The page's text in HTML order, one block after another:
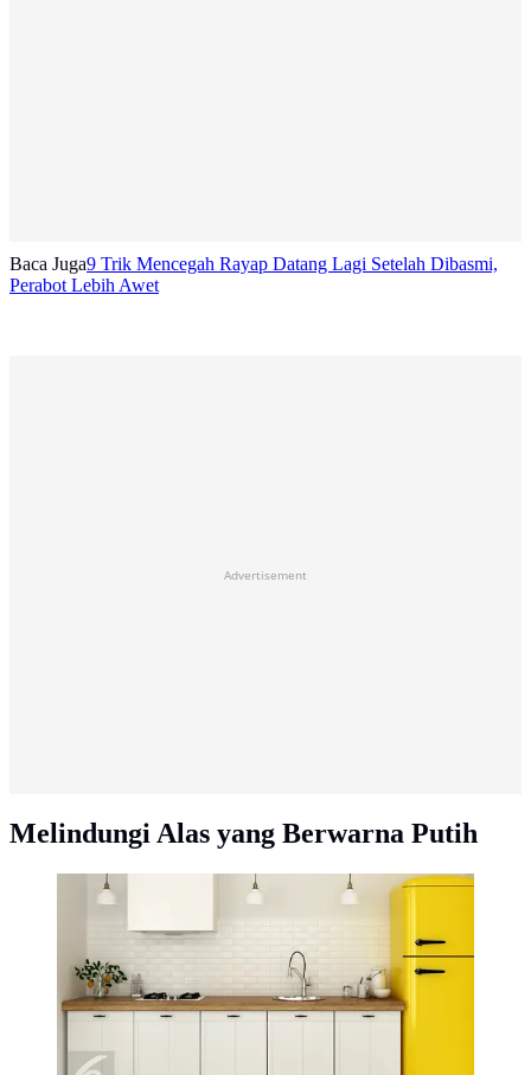
Baca Juga9 Trik Mencegah Rayap Datang Lagi Setelah Dibasmi,
Perabot Lebih Awet
Advertisement
Melindungi Alas yang Berwarna Putih
Ilustrasi Foto Desain Dapur (iStockphoto)